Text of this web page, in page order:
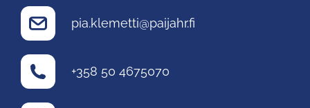
pia.klemetti@paijahr.fi
+358 50 4675070